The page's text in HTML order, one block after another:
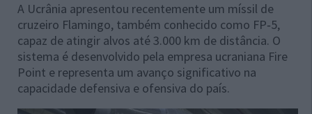
A Ucrânia apresentou recentemente um míssil de
cruzeiro Flamingo, também conhecido como FP‑5,
capaz de atingir alvos até 3.000 km de distância. O
sistema é desenvolvido pela empresa ucraniana Fire
Point e representa um avanço significativo na
capacidade defensiva e ofensiva do país.